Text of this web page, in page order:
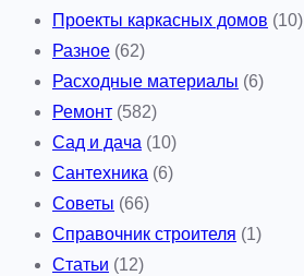
Проекты каркасных домов (10)
Разное (62)
Расходные материалы (6)
Ремонт (582)
Сад и дача (10)
Сантехника (6)
Советы (66)
Справочник строителя (1)
Статьи (12)